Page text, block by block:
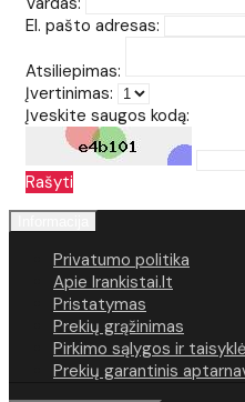
El. pašto adresas:
Atsiliepimas:
Įvertinimas:
Įveskite saugos kodą:
Rašyti
Privatumo politika
Apie Irankistai.lt
Pristatymas
Prekių grąžinimas
Pirkimo sąlygos ir
Prekių garantinis